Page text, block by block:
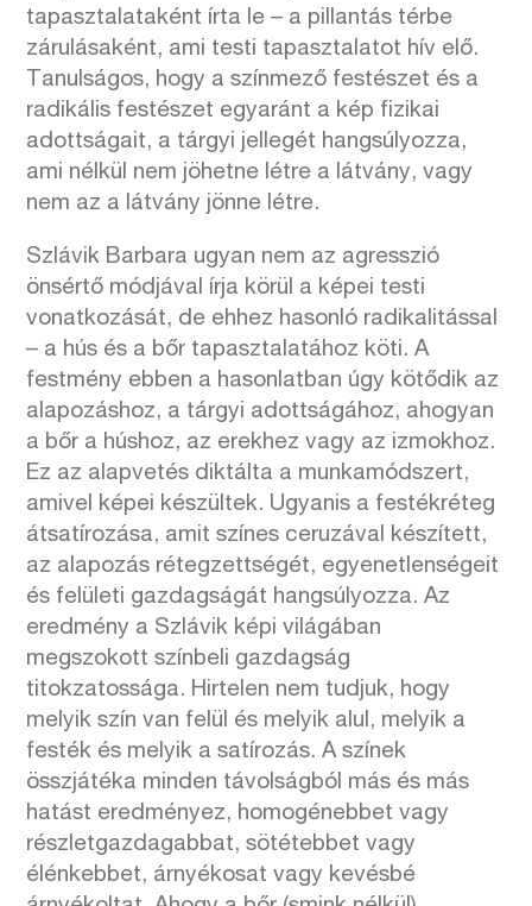
tapasztalataként írta le – a pillantás térbe
zárulásaként, ami testi tapasztalatot hív elő.
Tanulságos, hogy a színmező festészet és a
radikális festészet egyaránt a kép fizikai
adottságait, a tárgyi jellegét hangsúlyozza,
ami nélkül nem jöhetne létre a látvány, vagy
nem az a látvány jönne létre.
Szlávik Barbara ugyan nem az agresszió
önsértő módjával írja körül a képei testi
vonatkozását, de ehhez hasonló radikalitással
– a hús és a bőr tapasztalatához köti. A
festmény ebben a hasonlatban úgy kötődik az
alapozáshoz, a tárgyi adottságához, ahogyan
a bőr a húshoz, az erekhez vagy az izmokhoz.
Ez az alapvetés diktálta a munkamódszert,
amivel képei készültek. Ugyanis a festékréteg
átsatírozása, amit színes ceruzával készített,
az alapozás rétegzettségét, egyenetlenségeit
és felületi gazdagságát hangsúlyozza. Az
eredmény a Szlávik képi világában
megszokott színbeli gazdagság
titokzatossága. Hirtelen nem tudjuk, hogy
melyik szín van felül és melyik alul, melyik a
festék és melyik a satírozás. A színek
összjátéka minden távolságból más és más
hatást eredményez, homogénebbet vagy
részletgazdagabbat, sötétebbet vagy
élénkebbet, árnyékosat vagy kevésbé